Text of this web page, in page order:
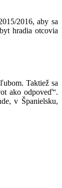
2016, aby sa
hradia otcovia
Taktiež sa
ako odpoveď“.
v Španielsku,